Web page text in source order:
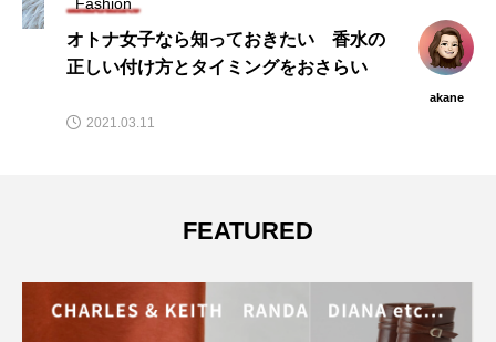
オトナ女子なら知っておきたい 香水の
正しい付け方とタイミングをおさらい
akane
2021.03.11
FEATURED